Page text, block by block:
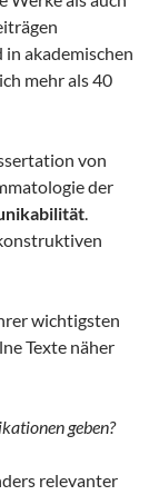
akademischen
mehr als 40
von
der
.
wichtigsten
Texte näher
geben?
relevanter